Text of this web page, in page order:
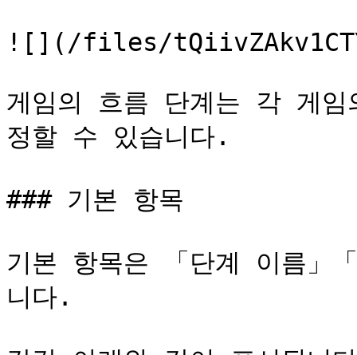
![](/files/
게임의 흐름 단계는 각 게
정할 수 있습니다.
### 기본 항목
기본 항목은 「단계 이름」
니다.